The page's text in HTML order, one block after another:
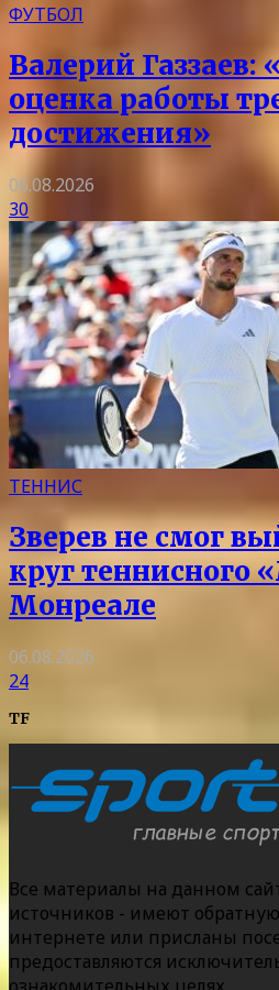
ФУТБОЛ
Валерий Газзаев:
оценка работы
достижения»
06.08.2026
30
ТЕННИС
Зверев не смог
круг теннисного
Монреале
06.08.2026
24
TF
Все материалы на данном
источников - имеют
интернете или присланы
предоставляются